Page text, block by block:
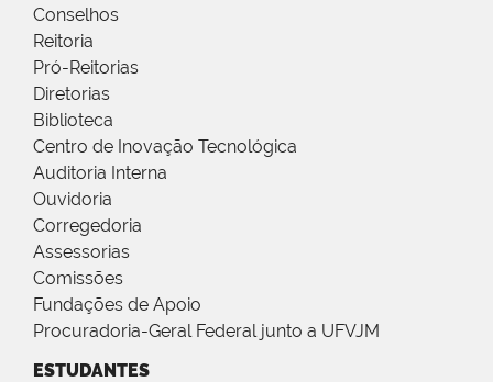
Conselhos
Reitoria
Pró-Reitorias
Diretorias
Biblioteca
Centro de Inovação Tecnológica
Auditoria Interna
Ouvidoria
Corregedoria
Assessorias
Comissões
Fundações de Apoio
Procuradoria-Geral Federal junto a UFVJM
ESTUDANTES